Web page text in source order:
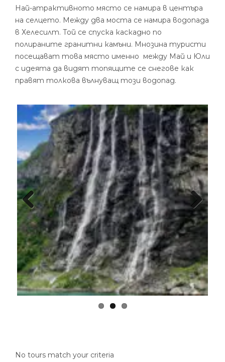
Най-атрактивното място се намира в центъра
на селцето. Между два моста се намира водопада
в Хелесилт. Той се спуска каскадно по
полираните гранитни камъни. Мнозина туристи
посещават това място именно между Май и Юли
с идеята да видят топящите се снегове как
правят толкова вълнуващ този водопад.
Previous Next
No tours match your criteria